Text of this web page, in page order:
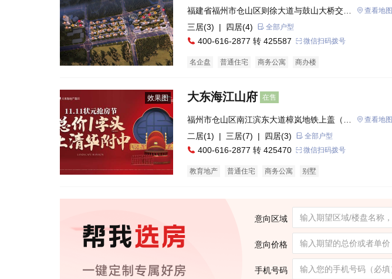
福建省福州市仓山区则徐大道与鼓山大桥交汇
处后坂小学旁
查看地图
三居(3) | 四居(4) 全部户型
400-616-2877 转 425587 微信扫码拨号
名企盘 普通住宅 商务公寓 商办楼
效果图 大东海江山府 在售
福州市仓山区南江滨东大道樟岚地铁上盖（地
铁6号线樟岚出口）
查看地图
二居(1) | 三居(7) | 四居(3) 全部户型
400-616-2877 转 425470 微信扫码拨号
教育地产 普通住宅 商务公寓 别墅
意向区域
意向价格
手机号码